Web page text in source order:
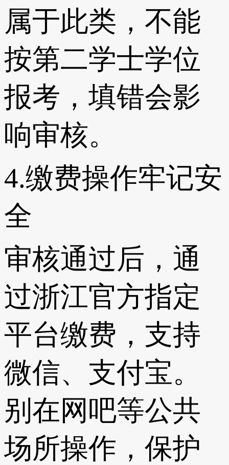
属于此类，不能
按第二学士学位
报考，填错会影
响审核。
4.缴费操作牢记安
全
审核通过后，通
过浙江官方指定
平台缴费，支持
微信、支付宝。
别在网吧等公共
场所操作，保护